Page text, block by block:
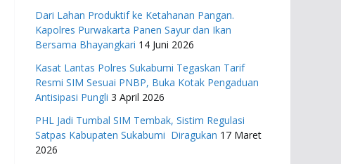
Dari Lahan Produktif ke Ketahanan Pangan.
Kapolres Purwakarta Panen Sayur dan Ikan
Bersama Bhayangkari 14 Juni 2026
Kasat Lantas Polres Sukabumi Tegaskan Tarif
Resmi SIM Sesuai PNBP, Buka Kotak Pengaduan
Antisipasi Pungli 3 April 2026
PHL Jadi Tumbal SIM Tembak, Sistim Regulasi
Satpas Kabupaten Sukabumi Diragukan 17 Maret
2026